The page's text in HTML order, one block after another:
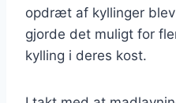
opdræt af kyllinger
gjorde det muligt for
kylling i deres kost.